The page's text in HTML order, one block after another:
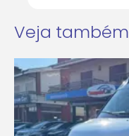
Veja também